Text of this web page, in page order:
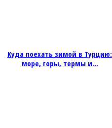
Куда поехать зимой в Турцию:
море, горы, термы и...